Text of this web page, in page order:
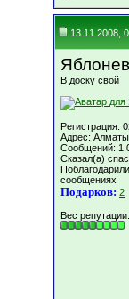
13.11.2008,
В доску свой
Регистрация:
Адрес: Алматы
Сообщений:
Сказал(а)
сообщениях
Подарков: 2
Вес репутации: